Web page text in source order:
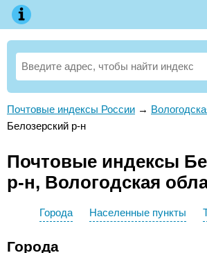
Почтовые индексы России →
Белозерский р-н
Почтовые индексы
р-н, Вологодская
Города Населенные пункты
Города